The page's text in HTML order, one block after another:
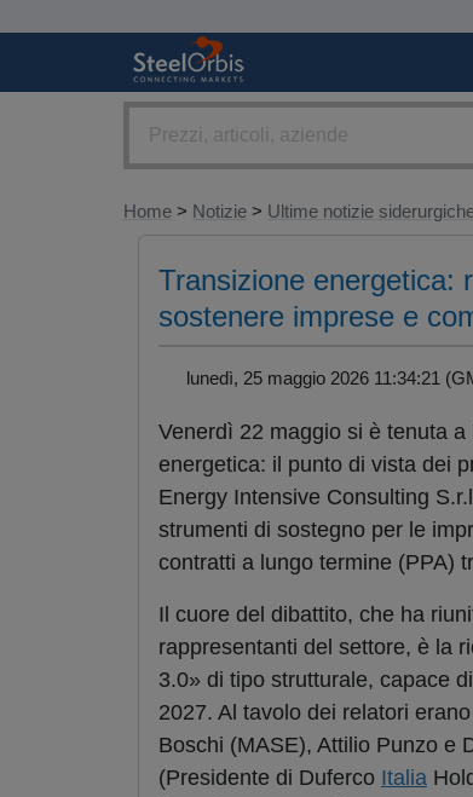
Home > Notizie > Ultime notizie
Transizione energetica:
sostenere imprese e
lunedì, 25 maggio 2026 11:34:21
Venerdì 22 maggio si è tenuta
energetica: il punto di vista dei
Energy Intensive Consulting
strumenti di sostegno per le
contratti a lungo termine (PPA)
Il cuore del dibattito, che ha
rappresentanti del settore, è la
3.0» di tipo strutturale, capace
2027. Al tavolo dei relatori
Boschi (MASE), Attilio Punzo e
(Presidente di Duferco Italia